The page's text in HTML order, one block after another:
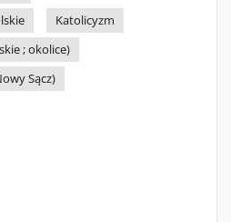
Katolicyzm
; okolice)
Sącz)